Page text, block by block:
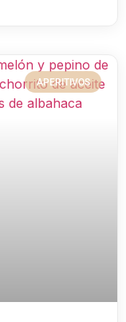
APERITIVOS